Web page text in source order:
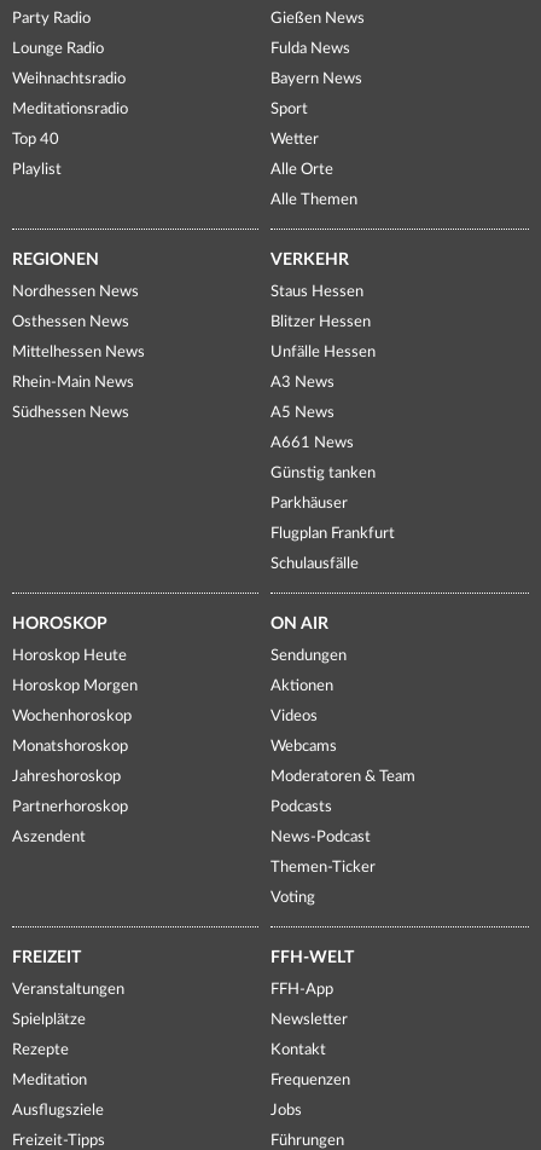
Party Radio
Lounge Radio
Weihnachtsradio
Meditationsradio
Top 40
Playlist
Gießen News
Fulda News
Bayern News
Sport
Wetter
Alle Orte
Alle Themen
REGIONEN
Nordhessen News
Osthessen News
Mittelhessen News
Rhein-Main News
Südhessen News
VERKEHR
Staus Hessen
Blitzer Hessen
Unfälle Hessen
A3 News
A5 News
A661 News
Günstig tanken
Parkhäuser
Flugplan Frankfurt
Schulausfälle
HOROSKOP
Horoskop Heute
Horoskop Morgen
Wochenhoroskop
Monatshoroskop
Jahreshoroskop
Partnerhoroskop
Aszendent
ON AIR
Sendungen
Aktionen
Videos
Webcams
Moderatoren & Team
Podcasts
News-Podcast
Themen-Ticker
Voting
FREIZEIT
Veranstaltungen
Spielplätze
Rezepte
Meditation
Ausflugsziele
Freizeit-Tipps
FFH-WELT
FFH-App
Newsletter
Kontakt
Frequenzen
Jobs
Führungen